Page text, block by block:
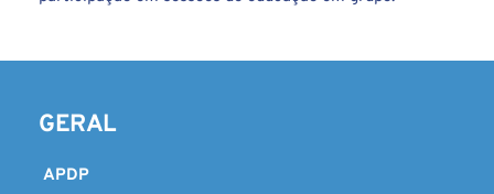
GERAL
APDP